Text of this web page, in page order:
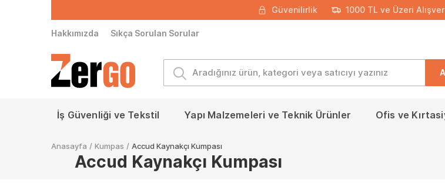
Güvenilirlik 1000 TL ve Üzeri
Hakkımızda Sıkça Sorulan Sorular
İş Güvenliği ve Tekstil Yapı Malzemeleri ve Teknik Ürünler Ofis ve
Anasayfa / Kumpas / Accud Kaynakçı Kumpası
Accud Kaynakçı Kumpası